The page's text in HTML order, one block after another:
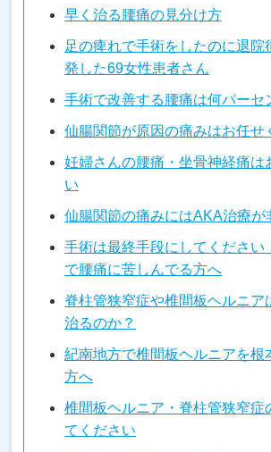
早く治る腰痛の見分け方
足の痺れで手術をしたのに退院
発した69女性患者さん
手術で改善する腰痛は何パーセ
仙腸関節が原因の痛みはお任せ
妊婦さんの腰痛・坐骨神経痛は
い
仙腸関節の痛みにはAKA治療が
手術は最終手段にしてください
で腰痛に苦しんでる方へ
脊柱管狭窄症や椎間板ヘルニア
治るのか？
紀南地方で椎間板ヘルニアを根
方へ
椎間板ヘルニア・脊柱管狭窄症
てください